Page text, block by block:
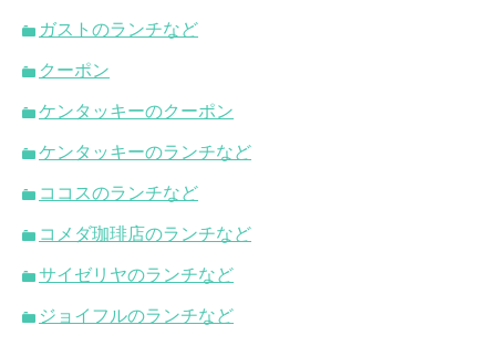
ガストのランチなど
クーポン
ケンタッキーのクーポン
ケンタッキーのランチなど
ココスのランチなど
コメダ珈琲店のランチなど
サイゼリヤのランチなど
ジョイフルのランチなど